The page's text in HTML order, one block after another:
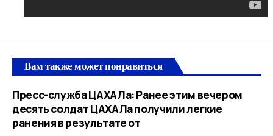
Вам также может понравиться
Пресс-служба ЦАХАЛа: Ранее этим вечером
десять солдат ЦАХАЛа получили легкие
ранения в результате от